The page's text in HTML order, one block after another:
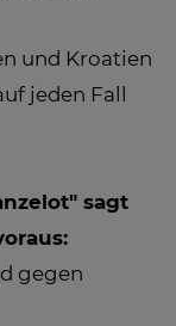
und Kroatien
jeden Fall
sagt
gegen